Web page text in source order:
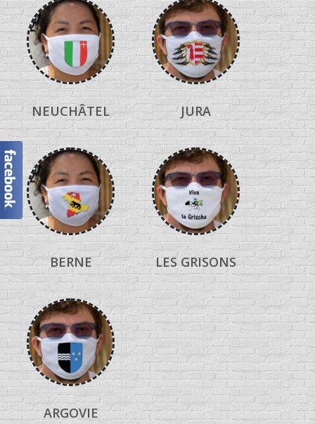
NEUCHÂTEL JURA
BERNE LES GRISONS
ARGOVIE